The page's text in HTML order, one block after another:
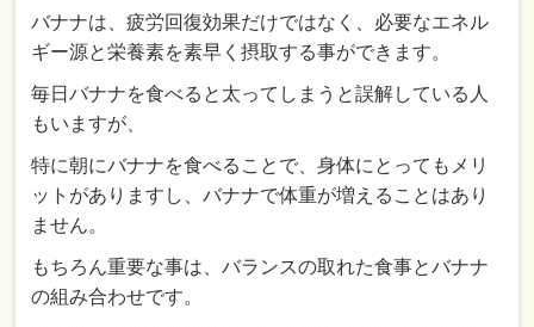
バナナは、疲労回復効果だけではなく、必要なエネル
ギー源と栄養素を素早く摂取する事ができます。
毎日バナナを食べると太ってしまうと誤解している人
もいますが、
特に朝にバナナを食べることで、身体にとってもメリ
ットがありますし、バナナで体重が増えることはあり
ません。
もちろん重要な事は、バランスの取れた食事とバナナ
の組み合わせです。